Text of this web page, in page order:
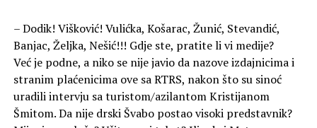
– Dodik! Višković! Vulićka, Košarac, Žunić, Stevandić,
Banjac, Željka, Nešić!!! Gdje ste, pratite li vi medije?
Već je podne, a niko se nije javio da nazove izdajnicima i
stranim plaćenicima ove sa RTRS, nakon što su sinoć
uradili intervju sa turistom/azilantom Kristijanom
Šmitom. Da nije drski Švabo postao visoki predstavnik?